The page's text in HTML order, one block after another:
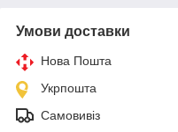
Умови доставки
Нова Пошта
Укрпошта
Самовивіз